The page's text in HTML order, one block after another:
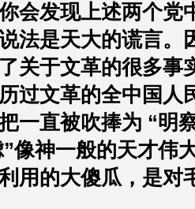
会发现上述两个党
法是天大的谎言。
关于文革的很多事
过文革的全中国人
一直被吹捧为 “明
像神一般的天才伟
用的大傻瓜，是对